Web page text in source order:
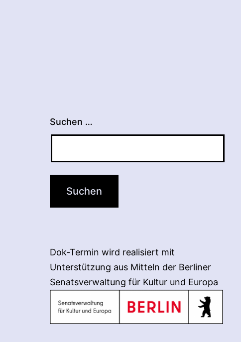
Suchen …
Dok-Termin wird realisiert mit
Unterstützung aus Mitteln der Berliner
Senatsverwaltung für Kultur und Europa